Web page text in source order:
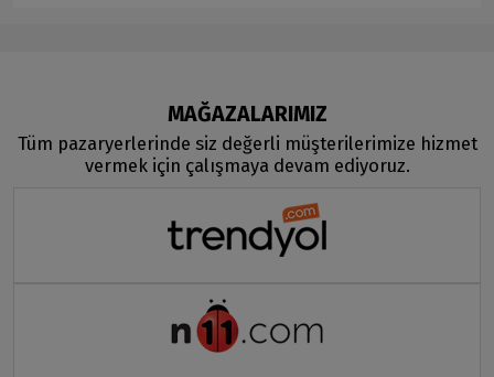
MAĞAZALARIMIZ
Tüm pazaryerlerinde siz değerli müşterilerimize hizmet
vermek için çalışmaya devam ediyoruz.